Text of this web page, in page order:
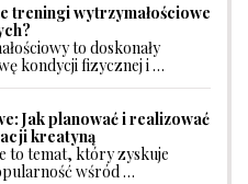
treningi wytrzymałościowe
to doskonały
kondycji fizycznej i …
Jak planować i realizować
kreatyną
to temat, który zyskuje
wśród …